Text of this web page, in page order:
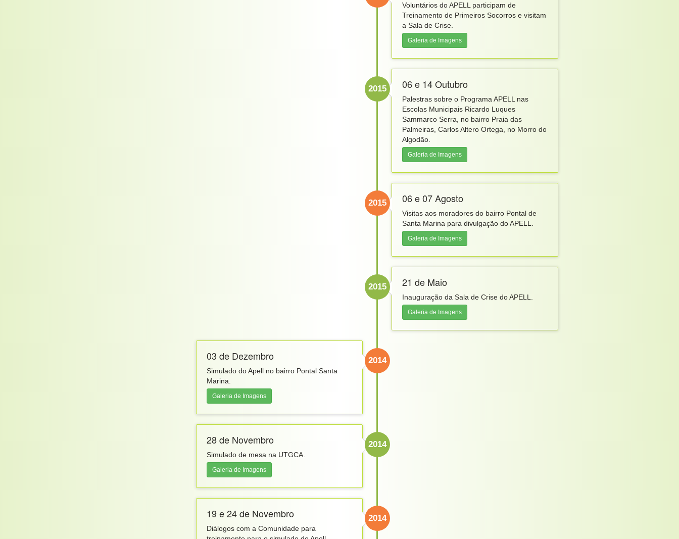
Voluntários do APELL participam de
Treinamento de Primeiros Socorros e visitam
a Sala de Crise.
Galeria de Imagens
2015 06 e 14 Outubro
Palestras sobre o Programa APELL nas
Escolas Municipais Ricardo Luques
Sammarco Serra, no bairro Praia das
Palmeiras, Carlos Altero Ortega, no Morro do
Algodão.
Galeria de Imagens
2015 06 e 07 Agosto
Visitas aos moradores do bairro Pontal de
Santa Marina para divulgação do APELL.
Galeria de Imagens
2015 21 de Maio
Inauguração da Sala de Crise do APELL.
Galeria de Imagens
2014
03 de Dezembro
Simulado do Apell no bairro Pontal Santa
Marina.
Galeria de Imagens
2014
28 de Novembro
Simulado de mesa na UTGCA.
Galeria de Imagens
2014
19 e 24 de Novembro
Diálogos com a Comunidade para